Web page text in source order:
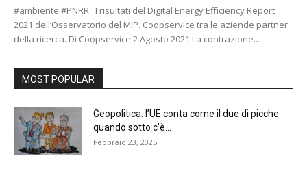
#ambiente #PNRR I risultati del Digital Energy Efficiency Report
2021 dell’Osservatorio del MIP. Coopservice tra le aziende partner
della ricerca. Di Coopservice 2 Agosto 2021 La contrazione...
MOST POPULAR
Geopolitica: l’UE conta come il due di picche
quando sotto c’è...
Febbraio 23, 2025